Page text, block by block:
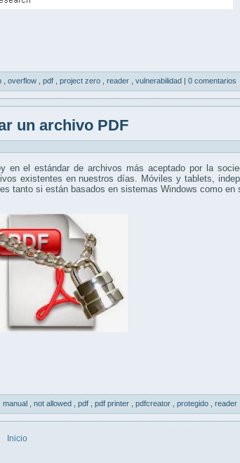
overflow pdf project zero reader vulnerabilidad | 0 comentarios
un archivo PDF
en el estándar de archivos más aceptado por la
existentes en nuestros días. Móviles y tablets,
tanto si están basados en sistemas Windows como en
manual not allowed pdf pdf printer pdfcreator protegido reader
Inicio